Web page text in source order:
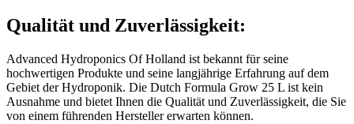
Qualität und Zuverlässigkeit:
Advanced Hydroponics Of Holland ist bekannt für seine
hochwertigen Produkte und seine langjährige Erfahrung auf dem
Gebiet der Hydroponik. Die Dutch Formula Grow 25 L ist kein
Ausnahme und bietet Ihnen die Qualität und Zuverlässigkeit, die Sie
von einem führenden Hersteller erwarten können.